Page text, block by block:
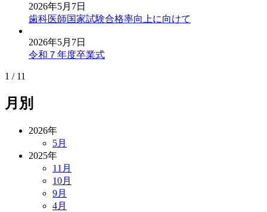
2026年5月7日
歯科医師国家試験合格率向上に向けて
2026年5月7日
令和７年度卒業式
1 / 11
月別
2026年
5月
2025年
11月
10月
9月
4月